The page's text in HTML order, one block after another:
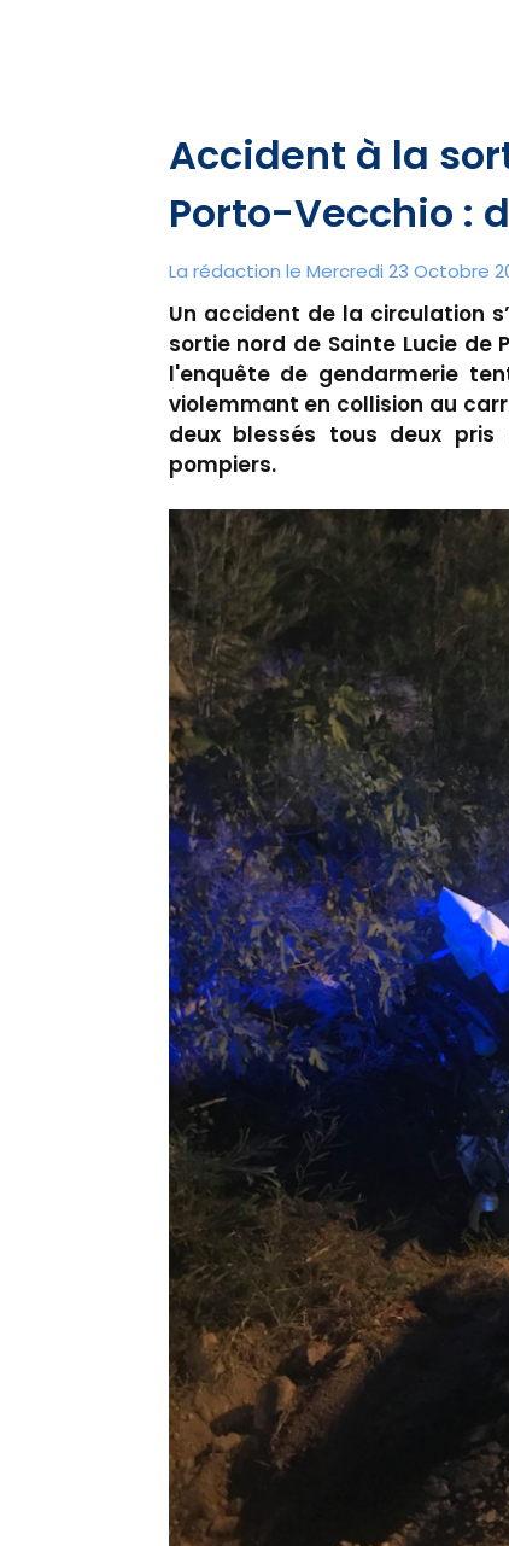
Accident à la
Porto-Vecchio :
La rédaction le Mercredi 23 Octobre
Un accident de la circulation
sortie nord de Sainte Lucie de
l'enquête de gendarmerie
violemmant en collision au
deux blessés tous deux
pompiers.